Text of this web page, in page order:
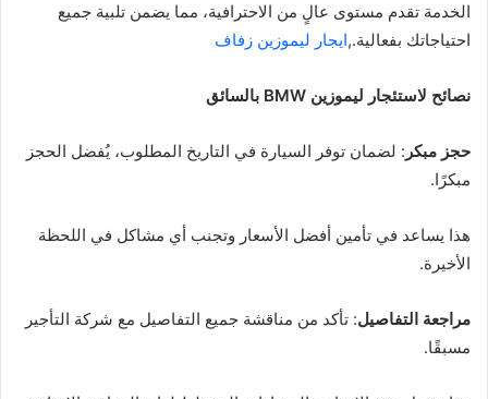
الخدمة تقدم مستوى عالٍ من الاحترافية، مما يضمن تلبية جميع
احتياجاتك بفعالية.,ايجار ليموزين زفاف
نصائح لاستئجار ليموزين BMW بالسائق
حجز مبكر : لضمان توفر السيارة في التاريخ المطلوب، يُفضل الحجز
مبكرًا.
هذا يساعد في تأمين أفضل الأسعار وتجنب أي مشاكل في اللحظة
الأخيرة.
مراجعة التفاصيل: تأكد من مناقشة جميع التفاصيل مع شركة التأجير
مسبقًا.